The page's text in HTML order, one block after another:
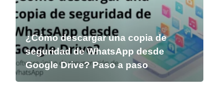
¿Cómo descargar una copia de
seguridad de WhatsApp desde
Google Drive? Paso a paso